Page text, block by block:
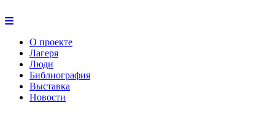
О проекте
Лагеря
Люди
Библиография
Выставка
Новости